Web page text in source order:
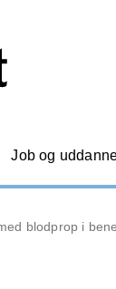
Job og
blodprop i